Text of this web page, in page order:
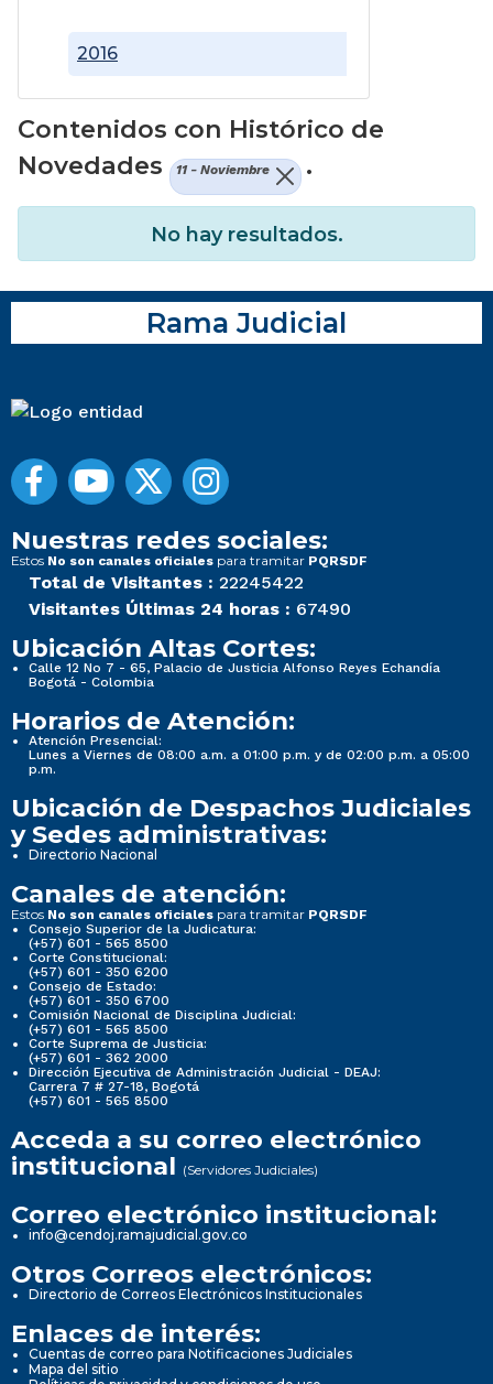
2016
Contenidos con Histórico de
Novedades
11 - Noviembre .
No hay resultados.
Rama Judicial
Nuestras redes sociales:
Estos No son canales oficiales para tramitar PQRSDF
Total de Visitantes : 22245422
Visitantes Últimas 24 horas : 67490
Ubicación Altas Cortes:
Calle 12 No 7 - 65, Palacio de Justicia Alfonso Reyes Echandía
Bogotá - Colombia
Horarios de Atención:
Atención Presencial:
Lunes a Viernes de 08:00 a.m. a 01:00 p.m. y de 02:00 p.m. a 05:00
p.m.
Ubicación de Despachos Judiciales
y Sedes administrativas:
Directorio Nacional
Canales de atención:
Estos No son canales oficiales para tramitar PQRSDF
Consejo Superior de la Judicatura:
(+57) 601 - 565 8500
Corte Constitucional:
(+57) 601 - 350 6200
Consejo de Estado:
(+57) 601 - 350 6700
Comisión Nacional de Disciplina Judicial:
(+57) 601 - 565 8500
Corte Suprema de Justicia:
(+57) 601 - 362 2000
Dirección Ejecutiva de Administración Judicial - DEAJ:
Carrera 7 # 27-18, Bogotá
(+57) 601 - 565 8500
Acceda a su correo electrónico
institucional (Servidores Judiciales)
Correo electrónico institucional:
info@cendoj.ramajudicial.gov.co
Otros Correos electrónicos:
Directorio de Correos Electrónicos Institucionales
Enlaces de interés:
Cuentas de correo para Notificaciones Judiciales
Mapa del sitio